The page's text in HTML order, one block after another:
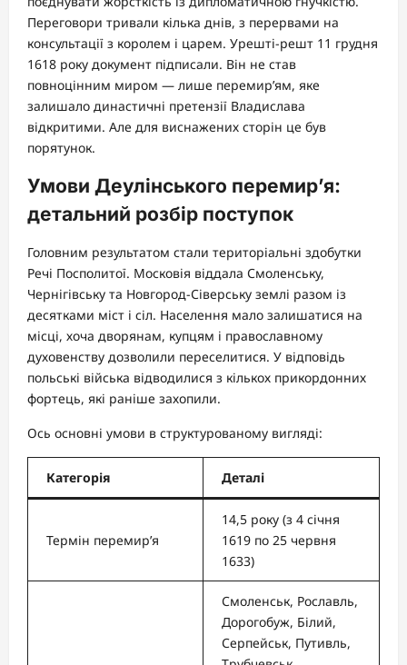
Переговори тривали кілька днів, з перервами на
консультації з королем і царем. Урешті-решт 11 грудня
1618 року документ підписали. Він не став
повноцінним миром — лише перемир’ям, яке
залишало династичні претензії Владислава
відкритими. Але для виснажених сторін це був
порятунок.
Умови Деулінського перемир’я:
детальний розбір поступок
Головним результатом стали територіальні здобутки
Речі Посполитої. Московія віддала Смоленську,
Чернігівську та Новгород-Сіверську землі разом із
десятками міст і сіл. Населення мало залишатися на
місці, хоча дворянам, купцям і православному
духовенству дозволили переселитися. У відповідь
польські війська відводилися з кількох прикордонних
фортець, які раніше захопили.
Ось основні умови в структурованому вигляді:
Категорія Деталі
Термін перемир’я
14,5 року (з 4 січня
1619 по 25 червня
1633)
Смоленськ, Рославль,
Дорогобуж, Білий,
Серпейськ, Путивль,